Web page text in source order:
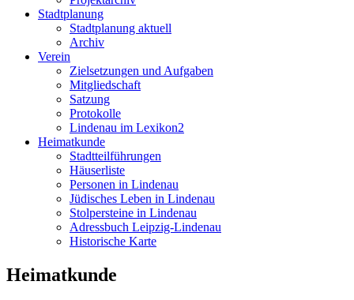
Stadtplanung
Stadtplanung aktuell
Archiv
Verein
Zielsetzungen und Aufgaben
Mitgliedschaft
Satzung
Protokolle
Lindenau im Lexikon2
Heimatkunde
Stadtteilführungen
Häuserliste
Personen in Lindenau
Jüdisches Leben in Lindenau
Stolpersteine in Lindenau
Adressbuch Leipzig-Lindenau
Historische Karte
Heimatkunde